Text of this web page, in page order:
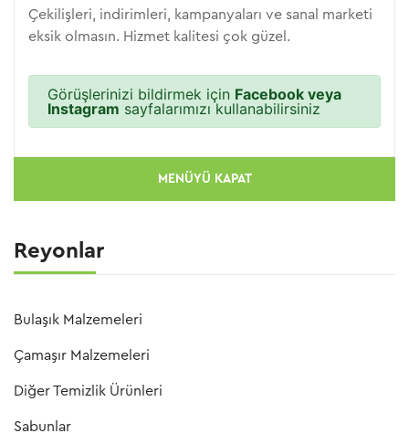
Çekilişleri, indirimleri, kampanyaları ve sanal marketi
eksik olmasın. Hizmet kalitesi çok güzel.
Görüşlerinizi bildirmek için Facebook veya
Instagram sayfalarımızı kullanabilirsiniz
MENÜYÜ KAPAT
Reyonlar
Bulaşık Malzemeleri
Çamaşır Malzemeleri
Diğer Temizlik Ürünleri
Sabunlar